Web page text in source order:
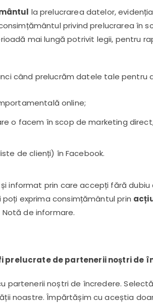
la prelucrarea datelor,
privind prelucrarea în
mai lungă potrivit legii, pentru
când prelucrăm datele tale pentru
online;
o facem în scop de marketing
de clienți) în Facebook.
informat prin care accepți fără
poți exprima consimțământul prin
de informare.
prelucrate de partenerii noștri de
partenerii noștri de încredere.
noastre. Împărtășim cu aceștia